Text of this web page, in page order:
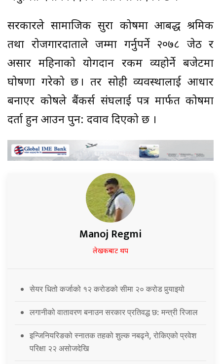
सरकारले सामाजिक सुरक्षा कोषमा आबद्ध श्रमिक
तथा रोजगारदाताले जम्मा गर्नुपर्ने २०७८ जेठ र
असार महिनाको योगदान रकम व्यहोर्ने बजेटमा
घोषणा गरेको छ । तर सोही व्यवस्थालाई आधार
बनाएर कोषले बैंकर्स संघलाई पत्र मार्फत कोषमा
दर्ता हुन आउन पुन: दवाव दिएको छ ।
Manoj Regmi
लेखकबाट थप
सेयर धितो कर्जाको १२ करोडको सीमा २० करोड पुर्‍याइयो
लगानीको वातावरण बनाउन सरकार प्रतिवद्ध छ: मन्त्री रिजाल
इन्जिनियरिङको स्नातक तहको शुल्क नबढ्ने, रोकिएको प्रवेश
परिक्षा २२ असोजदेखि